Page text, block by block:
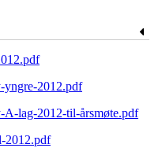
yngre-2012.pdf
A-lag-2012-til-årsmøte.pdf
2012.pdf